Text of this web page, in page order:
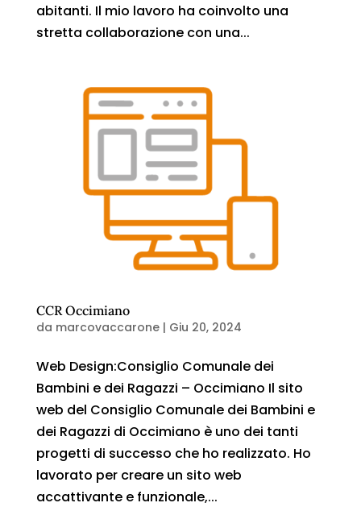
abitanti. Il mio lavoro ha coinvolto una
stretta collaborazione con una...
CCR Occimiano
da marcovaccarone| Giu 20, 2024
Web Design:Consiglio Comunale dei
Bambini e dei Ragazzi – Occimiano Il sito
web del Consiglio Comunale dei Bambini e
dei Ragazzi di Occimiano è uno dei tanti
progetti di successo che ho realizzato. Ho
lavorato per creare un sito web
accattivante e funzionale,...